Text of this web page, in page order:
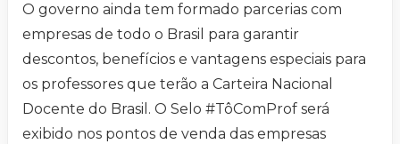
O governo ainda tem formado parcerias com
empresas de todo o Brasil para garantir
descontos, benefícios e vantagens especiais para
os professores que terão a Carteira Nacional
Docente do Brasil. O Selo #TôComProf será
exibido nos pontos de venda das empresas